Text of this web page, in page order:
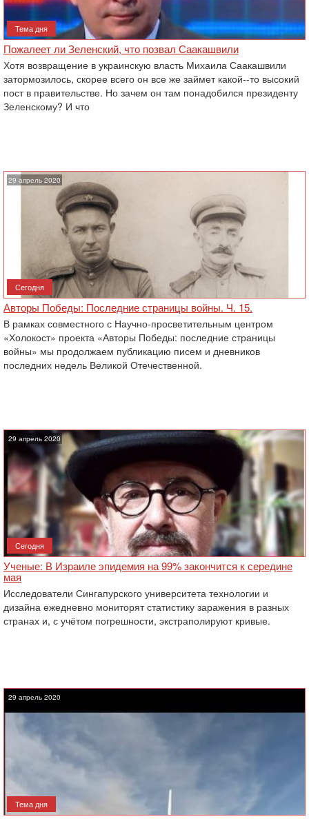
Тема дня
Пожалеет ли Зеленский, что позвал Саакашвили
Хотя возвращение в украинскую власть Михаила Саакашвили
затормозилось, скорее всего он все же займет какой--то высокий
пост в правительстве. Но зачем он там понадобился президенту
Зеленскому? И что
29 апрель 2020
Сегодня
Авторы Победы: Последние страницы войны. Ч. 15.
В рамках совместного с Научно-просветительным центром
«Холокост» проекта «Авторы Победы: последние страницы
войны» мы продолжаем публикацию писем и дневников
последних недель Великой Отечественной.
29 апрель 2020
Сегодня
Ученые: В Израиле эпидемия на 99% закончится к середине
мая
Исследователи Сингапурского университета технологии и
дизайна ежедневно мониторят статистику заражения в разных
странах и, с учётом погрешности, экстраполируют кривые.
29 апрель 2020
Тема дня